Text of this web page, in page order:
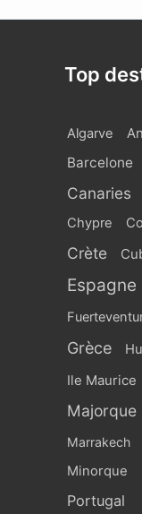
Top
Algarve
Barcelone
Canaries
Chypre
Crète
Espagne
Grèce
Ile Maurice
Majorque
Marrakech
Minorque
Portugal